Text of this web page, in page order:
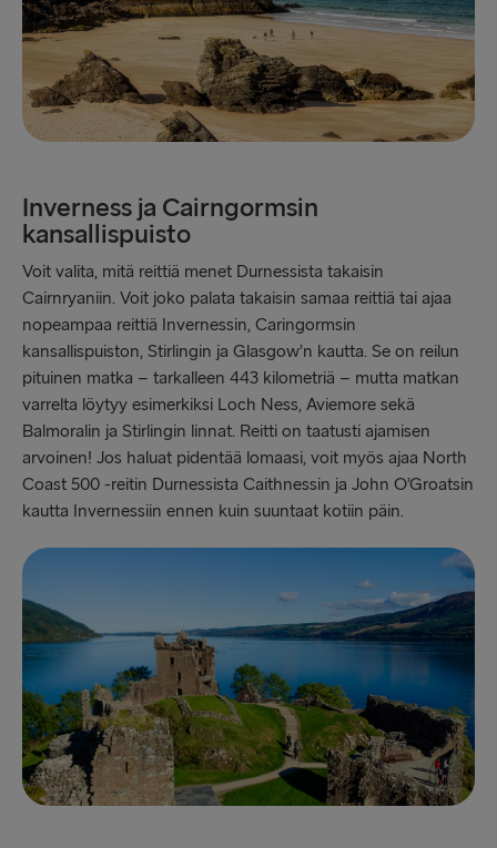
Inverness ja Cairngormsin
kansallispuisto
Voit valita, mitä reittiä menet Durnessista takaisin
Cairnryaniin. Voit joko palata takaisin samaa reittiä tai ajaa
nopeampaa reittiä Invernessin, Caringormsin
kansallispuiston, Stirlingin ja Glasgow’n kautta. Se on reilun
pituinen matka – tarkalleen 443 kilometriä – mutta matkan
varrelta löytyy esimerkiksi Loch Ness, Aviemore sekä
Balmoralin ja Stirlingin linnat. Reitti on taatusti ajamisen
arvoinen! Jos haluat pidentää lomaasi, voit myös ajaa North
Coast 500 -reitin Durnessista Caithnessin ja John O’Groatsin
kautta Invernessiin ennen kuin suuntaat kotiin päin.